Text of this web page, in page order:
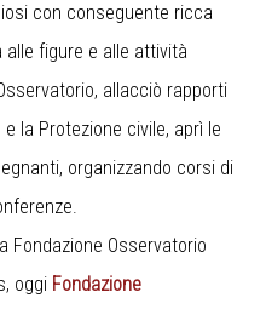
con conseguente ricca
alle figure e alle attività
allacciò rapporti
la Protezione civile, aprì le
organizzando corsi di
Fondazione Osservatorio
oggi Fondazione